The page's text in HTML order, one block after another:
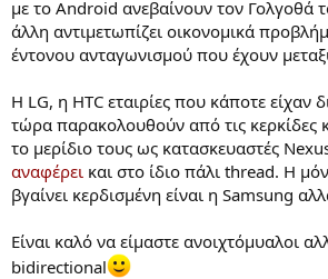
με το Android ανεβαίνουν τον Γολγοθά
άλλη αντιμετωπίζει οικονομικά
έντονου ανταγωνισμού που έχουν
Η LG, η HTC εταιρίες που κάποτε είχαν
τώρα παρακολουθούν από τις κερκίδες
το μερίδιο τους ως κατασκευαστές
αναφέρει και στο ίδιο πάλι thread. Η
βγαίνει κερδισμένη είναι η Samsung
Είναι καλό να είμαστε ανοιχτόμυαλοι
bidirectional